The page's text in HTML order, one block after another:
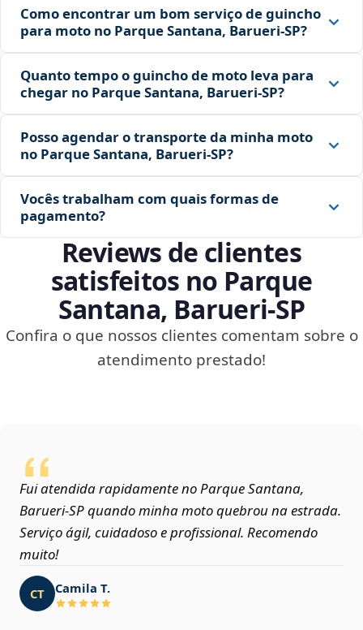
Como encontrar um bom serviço de guincho
para moto no Parque Santana, Barueri‑SP?
Quanto tempo o guincho de moto leva para
chegar no Parque Santana, Barueri‑SP?
Posso agendar o transporte da minha moto
no Parque Santana, Barueri‑SP?
Vocês trabalham com quais formas de
pagamento?
Reviews de clientes
satisfeitos no Parque
Santana, Barueri‑SP
Confira o que nossos clientes comentam sobre o
atendimento prestado!
Fui atendida rapidamente no Parque Santana,
Barueri‑SP quando minha moto quebrou na estrada.
Serviço ágil, cuidadoso e profissional. Recomendo
muito!
CT Camila T.